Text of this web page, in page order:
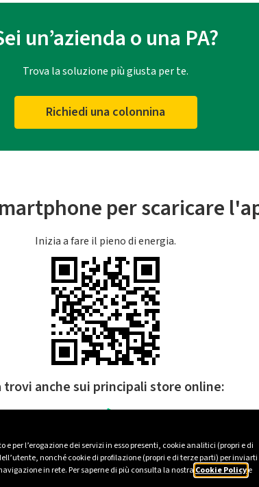
per l’erogazione dei servizi in esso presenti, cookie analitici (propri e di
nonché cookie di profilazione (propri e di terze parti) per inviarti
in rete. Per saperne di più consulta la nostra Cookie Policye
un’azienda o una PA?
Trova la soluzione più giusta per te.
Richiedi una colonnina
per scaricare
Inizia a fare il pieno di energia.
trovi anche sui principali store online: